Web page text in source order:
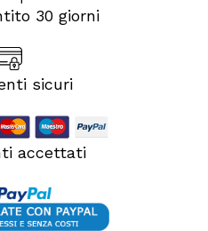
30 giorni
sicuri
accettati